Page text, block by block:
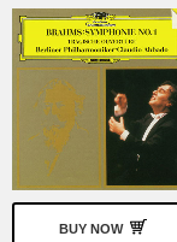
BUY NOW